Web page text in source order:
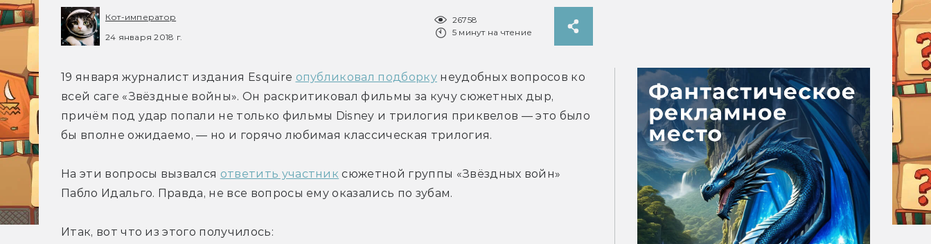
Кот-император
24 января 2018 г.
26758
5 минут на чтение
19 января журналист издания Esquire опубликовал подборку неудобных вопросов ко
всей саге «Звёздные войны». Он раскритиковал фильмы за кучу сюжетных дыр,
причём под удар попали не только фильмы Disney и трилогия приквелов — это было
бы вполне ожидаемо, — но и горячо любимая классическая трилогия.
На эти вопросы вызвался ответить участник сюжетной группы «Звёздных войн»
Пабло Идальго. Правда, не все вопросы ему оказались по зубам.
Итак, вот что из этого получилось: